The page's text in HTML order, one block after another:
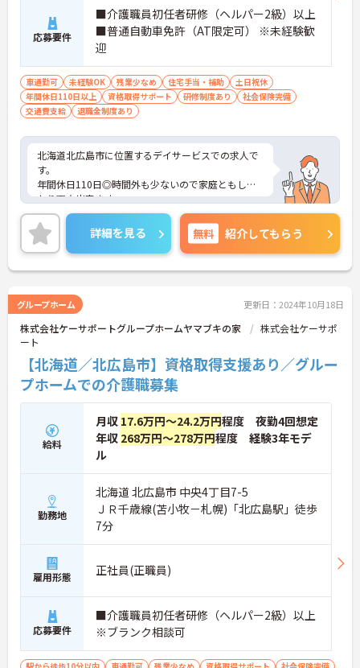
応募要件
■介護職員初任者研修（ヘルパー2級）以上
■普通自動車免許（AT限定可） ※未経験歓
迎
車通勤可 未経験OK 残業少なめ 住宅手当・補助
土日祝休
年間休日110日以上
資格取得サポート 研修制度あり
社会保険完備
交通費支給
退職金制度あり
北海道北広島市に位置するデイサービスでの求人で
す。
年間休日110日◎時間外も少ないので家庭ともしっ
かり両立出来ます。
住宅・資格手当も有り長く安定して働けます！
ご興味のある方は、お気軽にお問い合わせくださ
い。
詳細を見る 無料 紹介してもらう
グループホーム 更新日：2024年10月18日
株式会社ケーサポートグループホームヤマブキの家
株式会社ケーサポ
ート
【北海道／北広島市】資格取得支援あり／グルー
プホームでの介護職募集
給料
月収 17.6万円～24.2万円程度 夜勤4回想定
年収 268万円～278万円程度 経験3年モデ
ル
勤務地
北海道 北広島市 中央4丁目7-5
ＪＲ千歳線(苫小牧－札幌)「北広島駅」徒歩
7分
雇用形態 正社員(正職員)
応募要件
■介護職員初任者研修（ヘルパー2級）以上
※ブランク相談可